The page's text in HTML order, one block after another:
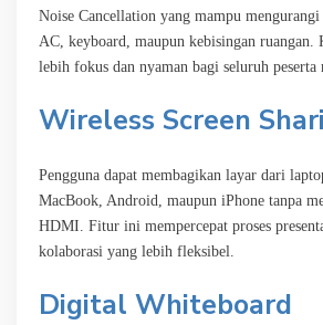
Noise Cancellation yang mampu mengurangi
AC, keyboard, maupun kebisingan ruangan.
lebih fokus dan nyaman bagi seluruh peserta
Wireless Screen
Pengguna dapat membagikan layar dari
MacBook, Android, maupun iPhone tanpa
HDMI. Fitur ini mempercepat proses
kolaborasi yang lebih fleksibel.
Digital Whiteboard